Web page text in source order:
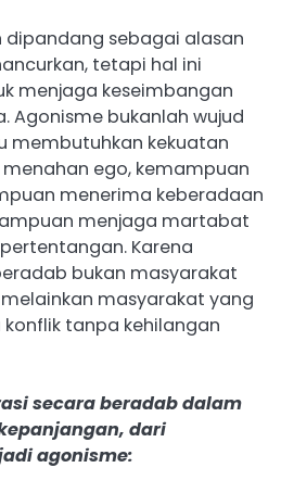
dipandang sebagai alasan
tetapi hal ini
menjaga keseimbangan
Agonisme bukanlah wujud
membutuhkan kekuatan
ego, kemampuan
menerima keberadaan
menjaga martabat
Karena
bukan masyarakat
masyarakat yang
tanpa kehilangan
secara beradab dalam
dari
agonisme: